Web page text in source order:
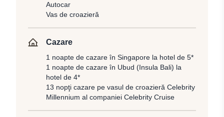
Autocar
Vas de croazieră
Cazare
1 noapte de cazare în Singapore la hotel de 5*
1 noapte de cazare în Ubud (Insula Bali) la
hotel de 4*
13 nopţi cazare pe vasul de croazieră Celebrity
Millennium al companiei Celebrity Cruise